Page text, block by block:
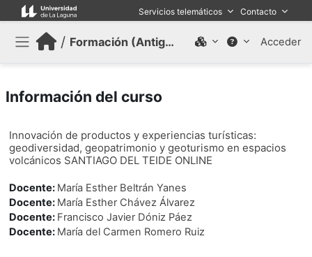
Salta al contenido principal Servicios telemáticos Contacto
/ Formación (Antiguo) Acceder
Información del curso
Innovación de productos y experiencias turísticas:
geodiversidad, geopatrimonio y geoturismo en espacios
volcánicos SANTIAGO DEL TEIDE ONLINE
Docente: María Esther Beltrán Yanes
Docente: María Esther Chávez Álvarez
Docente: Francisco Javier Dóniz Páez
Docente: María del Carmen Romero Ruiz